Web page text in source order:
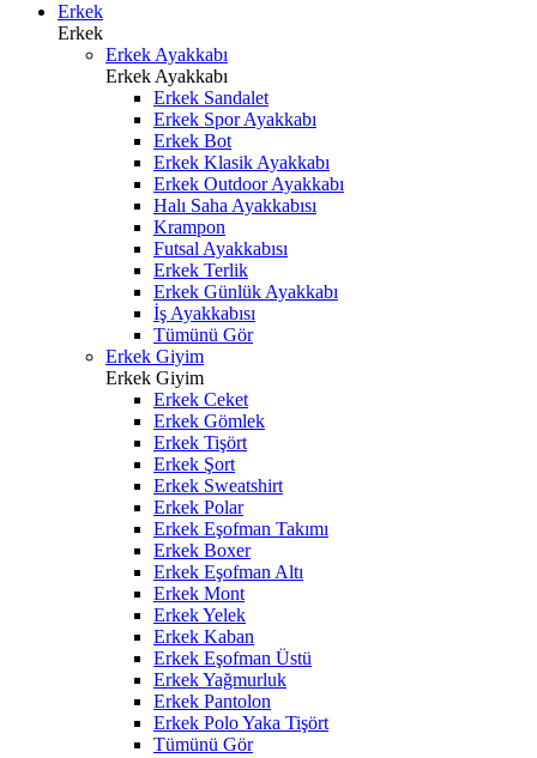
Erkek
Erkek
Erkek Ayakkabı
Erkek Ayakkabı
Erkek Sandalet
Erkek Spor Ayakkabı
Erkek Bot
Erkek Klasik Ayakkabı
Erkek Outdoor Ayakkabı
Halı Saha Ayakkabısı
Krampon
Futsal Ayakkabısı
Erkek Terlik
Erkek Günlük Ayakkabı
İş Ayakkabısı
Tümünü Gör
Erkek Giyim
Erkek Giyim
Erkek Ceket
Erkek Gömlek
Erkek Tişört
Erkek Şort
Erkek Sweatshirt
Erkek Polar
Erkek Eşofman Takımı
Erkek Boxer
Erkek Eşofman Altı
Erkek Mont
Erkek Yelek
Erkek Kaban
Erkek Eşofman Üstü
Erkek Yağmurluk
Erkek Pantolon
Erkek Polo Yaka Tişört
Tümünü Gör